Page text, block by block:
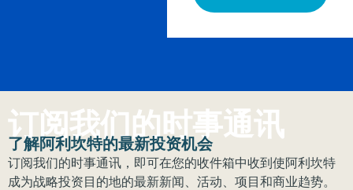
订阅我们的时事通讯
了解阿利坎特的最新投资机会
订阅我们的时事通讯，即可在您的收件箱中收到使阿利坎特
成为战略投资目的地的最新新闻、活动、项目和商业趋势。